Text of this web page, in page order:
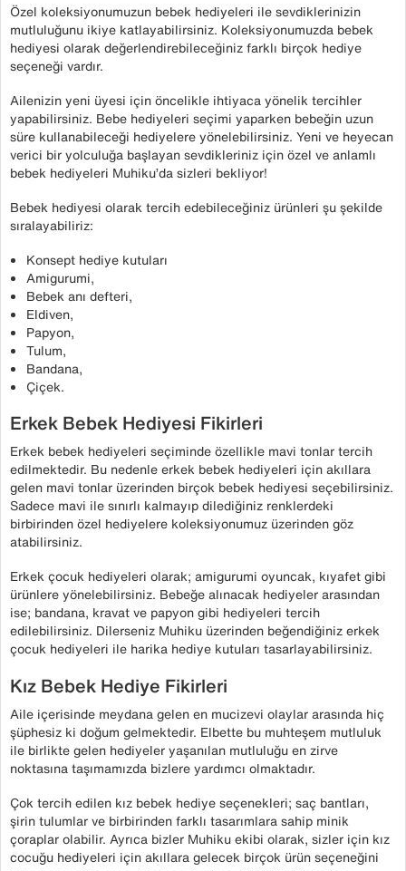
Özel koleksiyonumuzun bebek hediyeleri ile sevdiklerinizin
mutluluğunu ikiye katlayabilirsiniz. Koleksiyonumuzda bebek
hediyesi olarak değerlendirebileceğiniz farklı birçok hediye
seçeneği vardır.
Ailenizin yeni üyesi için öncelikle ihtiyaca yönelik tercihler
yapabilirsiniz. Bebe hediyeleri seçimi yaparken bebeğin uzun
süre kullanabileceği hediyelere yönelebilirsiniz. Yeni ve heyecan
verici bir yolculuğa başlayan sevdikleriniz için özel ve anlamlı
bebek hediyeleri Muhiku’da sizleri bekliyor!
Bebek hediyesi olarak tercih edebileceğiniz ürünleri şu şekilde
sıralayabiliriz:
Konsept hediye kutuları
Amigurumi,
Bebek anı defteri,
Eldiven,
Papyon,
Tulum,
Bandana,
Çiçek.
Erkek Bebek Hediyesi Fikirleri
Erkek bebek hediyeleri seçiminde özellikle mavi tonlar tercih
edilmektedir. Bu nedenle erkek bebek hediyeleri için akıllara
gelen mavi tonlar üzerinden birçok bebek hediyesi seçebilirsiniz.
Sadece mavi ile sınırlı kalmayıp dilediğiniz renklerdeki
birbirinden özel hediyelere koleksiyonumuz üzerinden göz
atabilirsiniz.
Erkek çocuk hediyeleri olarak; amigurumi oyuncak, kıyafet gibi
ürünlere yönelebilirsiniz. Bebeğe alınacak hediyeler arasından
ise; bandana, kravat ve papyon gibi hediyeleri tercih
edilebilirsiniz. Dilerseniz Muhiku üzerinden beğendiğiniz erkek
çocuk hediyeleri ile harika hediye kutuları tasarlayabilirsiniz.
Kız Bebek Hediye Fikirleri
Aile içerisinde meydana gelen en mucizevi olaylar arasında hiç
şüphesiz ki doğum gelmektedir. Elbette bu muhteşem mutluluk
ile birlikte gelen hediyeler yaşanılan mutluluğu en zirve
noktasına taşımamızda bizlere yardımcı olmaktadır.
Çok tercih edilen kız bebek hediye seçenekleri; saç bantları,
şirin tulumlar ve birbirinden farklı tasarımlara sahip minik
çoraplar olabilir. Ayrıca bizler Muhiku ekibi olarak, sizler için kız
cocuğu hediyeleri için akıllara gelecek birçok ürün seçeneğini